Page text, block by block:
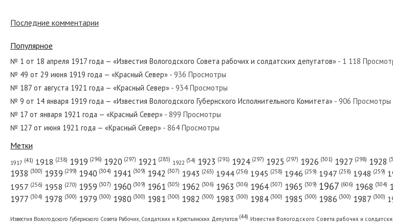
№ 175 от июля 1963 года — «Красный Север»
№ 42 от февраля 1948 года — «Красный Север»
№ 59 от марта 1979 года — «Красный Север»
Последние комментарии
Популярное
№ 1 от 18 апреля 1917 года — «Известия Вологодского Совета рабочих и солдатских депутатов» - 1 118
№ 49 от 29 июня 1919 года — «Красный Север» - 936 Просмотры
№ 187 от августа 1921 года — «Красный Север» - 934 Просмотры
№ 9 от 14 января 1919 года — «Известия Вологодского Губернского Исполнительного Комитета» - 906 Просмотры
№ 17 от января 1921 года — «Красный Север» - 899 Просмотры
№ 127 от июня 1921 года — «Красный Север» - 864 Просмотры
Метки
1917 (41) 1918 (238) 1919 (296) 1920 (297) 1921 (285) 1922 (54) 1923 (291) 1924 (297) 1925 (297) 1926 (301) 1927 (298) 1928
1938 (300) 1939 (299) 1940 (304) 1941 (309) 1942 (307) 1943 (265) 1944 (256) 1945 (258) 1946 (259) 1947 (258) 1948 (259)
1957 (256) 1958 (270) 1959 (307) 1960 (309) 1961 (305) 1962 (306) 1963 (306) 1964 (307) 1965 (309) 1967 (606) 1968 (304)
1977 (304) 1978 (300) 1979 (300) 1980 (300) 1981 (300) 1982 (300) 1983 (300) 1984 (300) 1985 (300) 1986 (300) 1987 (300)
Известия Вологодского Губернского Совета Рабочих, Солдатских и Крестьянских Депутатов (44) Известия Вологодского Совета рабочих и